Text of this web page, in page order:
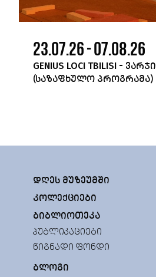
23.07.26 - 07.08.26
GENIUS LOCI TBILISI -
(ᲡᲐᲖᲐᲤᲮᲣᲚᲝ ᲞᲠᲝᲒᲠᲐᲛᲐ)
ᲓᲦᲔᲡ ᲛᲣᲖᲔᲣᲛᲨᲘ
ᲙᲝᲚᲔᲥᲪᲘᲔᲑᲘ
ᲑᲘᲑᲚᲘᲝᲗᲔᲙᲐ
ᲞᲣᲑᲚᲘᲙᲐᲪᲘᲔᲑᲘ
ᲬᲘᲒᲜᲐᲓᲘ ᲤᲝᲜᲓᲘ
ᲑᲚᲝᲒᲘ